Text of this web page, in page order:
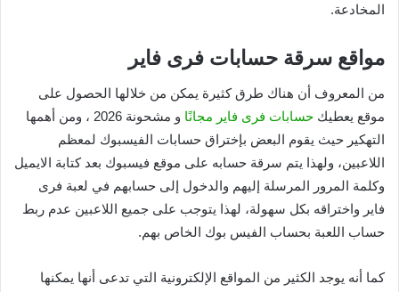
المخادعة.
مواقع سرقة حسابات فرى فاير
من المعروف أن هناك طرق كثيرة يمكن من خلالها الحصول على
موقع يعطيك حسابات فرى فاير مجانًا
و مشحونة 2026 ، ومن أهمها
التهكير حيث يقوم البعض بإختراق حسابات الفيسبوك لمعظم
اللاعبين، ولهذا يتم سرقة حسابه على موقع فيسبوك بعد كتابة الايميل
وكلمة المرور المرسلة إليهم والدخول إلى حسابهم في لعبة فرى
فاير واختراقه بكل سهولة، لهذا يتوجب على جميع اللاعبين عدم ربط
حساب اللعبة بحساب الفيس بوك الخاص بهم.
كما أنه يوجد الكثير من المواقع الإلكترونية التي تدعى أنها يمكنها